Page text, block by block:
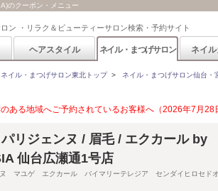
のクーポン・メニュー
ン ・リラク＆ビューティーサロン検索・予約サイト
ヘアスタイル ネイル・まつげサロン ネイ
ネイル・まつげサロン東北トップ> ネイル・まつげサロン仙台・
ある地域へご予約されているお客様へ（2026年7月28
リジェンヌ / 眉毛 / エクカール by
仙台広瀬通1号店
マユゲ エクカール バイマリーテレジア センダイヒロセド